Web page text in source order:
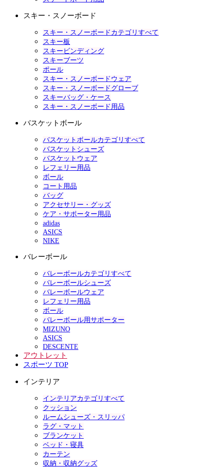
スキー・スノーボード
スキー・スノーボードカテゴリすべて
スキー板
スキービンディング
スキーブーツ
ポール
スキー・スノーボードウェア
スキー・スノーボードグローブ
スキーバッグ・ケース
スキー・スノーボード用品
バスケットボール
バスケットボールカテゴリすべて
バスケットシューズ
バスケットウェア
レフェリー用品
ボール
コート用品
バッグ
アクセサリー・グッズ
ケア・サポーター用品
adidas
ASICS
NIKE
バレーボール
バレーボールカテゴリすべて
バレーボールシューズ
バレーボールウェア
レフェリー用品
ボール
バレーボール用サポーター
MIZUNO
ASICS
DESCENTE
アウトレット
スポーツ TOP
インテリア
インテリアカテゴリすべて
クッション
ルームシューズ・スリッパ
ラグ・マット
ブランケット
ベッド・寝具
カーテン
収納・収納グッズ